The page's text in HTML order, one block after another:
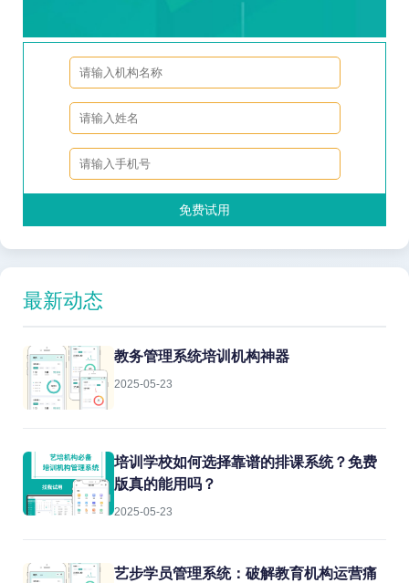
免费试用
最新动态
教务管理系统培训机构神器
2025-05-23
培训学校如何选择靠谱的排课系统？免费
版真的能用吗？
2025-05-23
艺步学员管理系统：破解教育机构运营痛